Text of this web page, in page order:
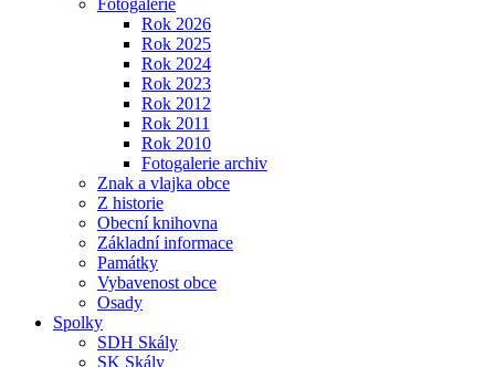
Fotogalerie
Rok 2026
Rok 2025
Rok 2024
Rok 2023
Rok 2012
Rok 2011
Rok 2010
Fotogalerie archiv
Znak a vlajka obce
Z historie
Obecní knihovna
Základní informace
Památky
Vybavenost obce
Osady
Spolky
SDH Skály
SK Skály